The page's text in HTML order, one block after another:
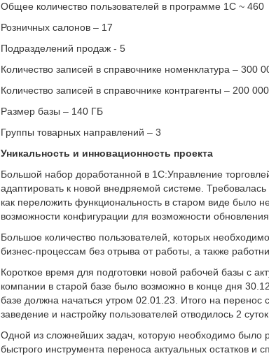
Общее количество пользователей в программе 1С ~ 460
Розничных салонов – 17
Подразделений продаж - 5
Количество записей в справочнике номенклатура – 300
Количество записей в справочнике контрагенты – 200 000
Размер базы – 140 ГБ
Группы товарных направлений – 3
Уникальность и инновационность проекта
Большой набор доработанной в 1С:Управление
адаптировать к новой внедряемой системе.
как переложить функциональность в старом виде было
возможности конфигурации для возможности
Большое количество пользователей, которых
бизнес-процессам без отрыва от работы, а также
Короткое время для подготовки новой рабочей базы с
компании в старой базе было возможно в конце дня
базе должна начаться утром 02.01.23. Итого на перенос
заведение и настройку пользователей отводилось 2 суток.
Одной из сложнейших задач, которую необходимо было
быстрого инструмента переноса актуальных остатков и